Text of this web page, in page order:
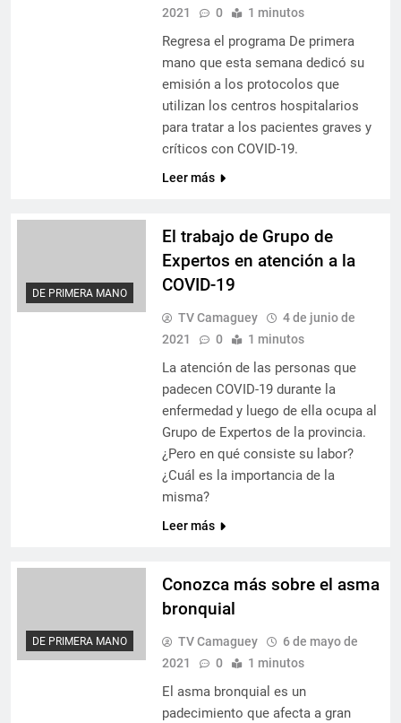
2021
0 1 minutos
Regresa el programa De primera
mano que esta semana dedicó su
emisión a los protocolos que
utilizan los centros hospitalarios
para tratar a los pacientes graves y
críticos con COVID-19.
Leer más
DE PRIMERA MANO
El trabajo de Grupo de
Expertos en atención a la
COVID-19
TV Camaguey
4 de junio de
2021
0 1 minutos
La atención de las personas que
padecen COVID-19 durante la
enfermedad y luego de ella ocupa al
Grupo de Expertos de la provincia.
¿Pero en qué consiste su labor?
¿Cuál es la importancia de la
misma?
Leer más
DE PRIMERA MANO
Conozca más sobre el asma
bronquial
TV Camaguey
6 de mayo de
2021
0 1 minutos
El asma bronquial es un
padecimiento que afecta a gran